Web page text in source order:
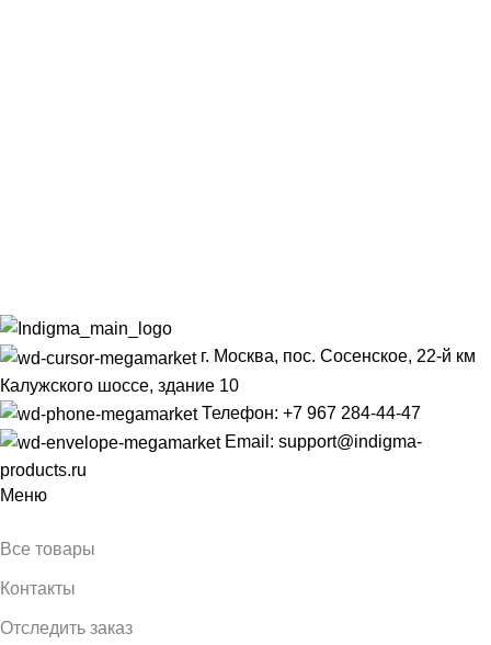
г. Москва, пос. Сосенское, 22-й км
Калужского шоссе, здание 10
Телефон: +7 967 284-44-47
Email: support@indigma-
products.ru
Меню
Все товары
Контакты
Отследить заказ